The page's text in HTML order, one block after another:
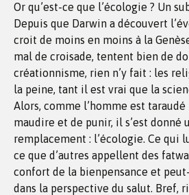
Or qu’est-ce que l’écologie ? Un
Depuis que Darwin a découvert
croit de moins en moins à la
mal de croisade, tentent bien de
créationnisme, rien n’y fait : les
la peine, tant il est vrai que la
Alors, comme l’homme est
maudire et de punir, il s’est donné
remplacement : l’écologie. Ce qui
ce que d’autres appellent des
confort de la bienpensance et
dans la perspective du salut. Bref,